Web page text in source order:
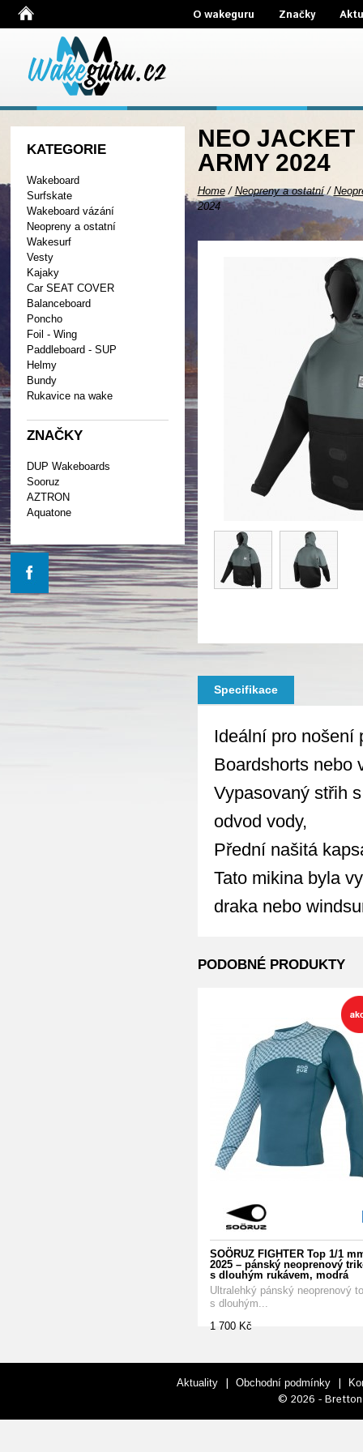
O wakeguru Značky
KATEGORIE
Wakeboard
Surfskate
Wakeboard vázání
Neopreny a ostatní
Wakesurf
Vesty
Kajaky
Car SEAT COVER
Balanceboard
Poncho
Foil - Wing
Paddleboard - SUP
Helmy
Bundy
Rukavice na wake
ZNAČKY
DUP Wakeboards
Sooruz
AZTRON
Aquatone
NEO JACKET
ARMY 2024
Home/ Neopreny a ostatní/
2024
Specifikace
Ideální pro nošení
Boardshorts nebo
Vypasovaný střih
odvod vody,
Přední našitá
Tato mikina byla
draka nebo
PODOBNÉ PRODUKTY
SOÖRUZ FIGHTER Top 1/1
2025 – pánský neoprenový
s dlouhým rukávem, modrá
Ultralehký pánský neoprenový
s dlouhým...
1 700 Kč
Aktuality | Obchodní podmínky |
© 2026 - Bretton